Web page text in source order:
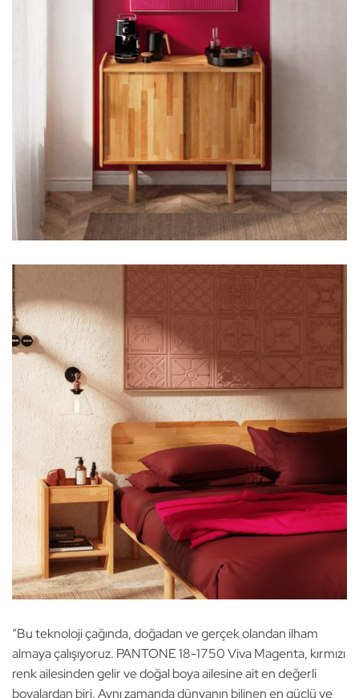
“Bu teknoloji çağında, doğadan ve gerçek olandan ilham
almaya çalışıyoruz. PANTONE 18-1750 Viva Magenta, kırmızı
renk ailesinden gelir ve doğal boya ailesine ait en değerli
boyalardan biri. Aynı zamanda dünyanın bilinen en güçlü ve